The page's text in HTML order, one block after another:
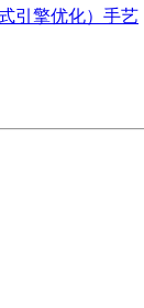
引擎优化）手艺